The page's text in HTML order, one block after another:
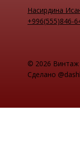
Насирдина
+996(555)846-
© 2026
Сделано